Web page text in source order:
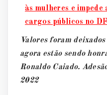
às mulheres e
cargos públicos no DF
Valores foram
agora estão sendo
Ronaldo Caiado.
2022